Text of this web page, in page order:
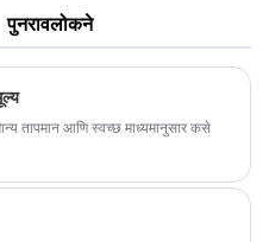
भविष्य घडवण्यासाठी नवीन आणि
सहकार्य सुरू ठेवण्यासाठी स्वागत
पुनरावलोकने
तापमान आणि स्वच्छ माध्यमानुसार कसे